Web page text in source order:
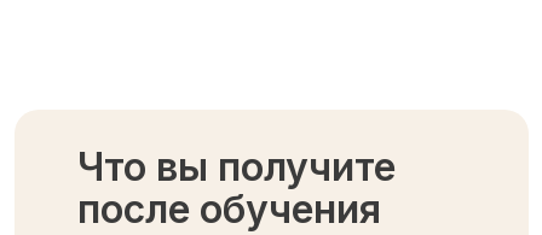
Что вы получите
после обучения